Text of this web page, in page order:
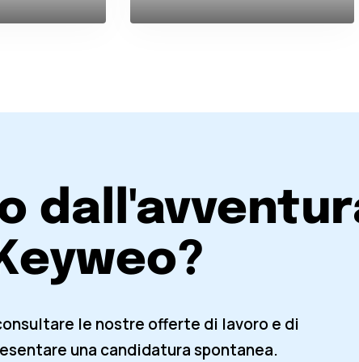
le nostre offerte di lavoro e di
una candidatura spontanea.